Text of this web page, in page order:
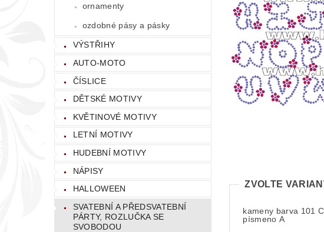
ornamenty
ozdobné pásy a pásky
VÝSTŘIHY
AUTO-MOTO
ČÍSLICE
DĚTSKÉ MOTIVY
KVĚTINOVÉ MOTIVY
LETNÍ MOTIVY
HUDEBNÍ MOTIVY
NÁPISY
HALLOWEEN
SVATEBNÍ A PŘEDSVATEBNÍ
PÁRTY, ROZLUČKA SE
SVOBODOU
ZVOLTE
kameny barva 101
písmeno A